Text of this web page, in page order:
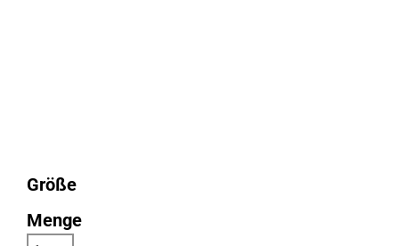
Größe
Menge